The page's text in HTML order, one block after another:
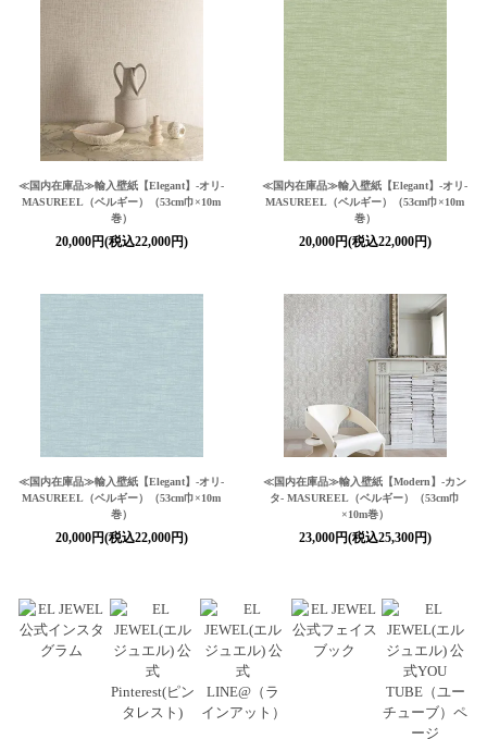
≪国内在庫品≫輸入壁紙 【Elegant】-オリ-
MASUREEL（ベルギー）（53cm巾×10m
巻）
20,000円(税込22,000円)
≪国内在庫品≫輸入壁紙 【Elegant】-オリ-
MASUREEL（ベルギー）（53cm巾×10m
巻）
20,000円(税込22,000円)
≪国内在庫品≫輸入壁紙 【Elegant】-オリ-
MASUREEL（ベルギー）（53cm巾×10m
巻）
20,000円(税込22,000円)
≪国内在庫品≫輸入壁紙 【Modern】-カン
タ- MASUREEL（ベルギー）（53cm巾
×10m巻）
23,000円(税込25,300円)